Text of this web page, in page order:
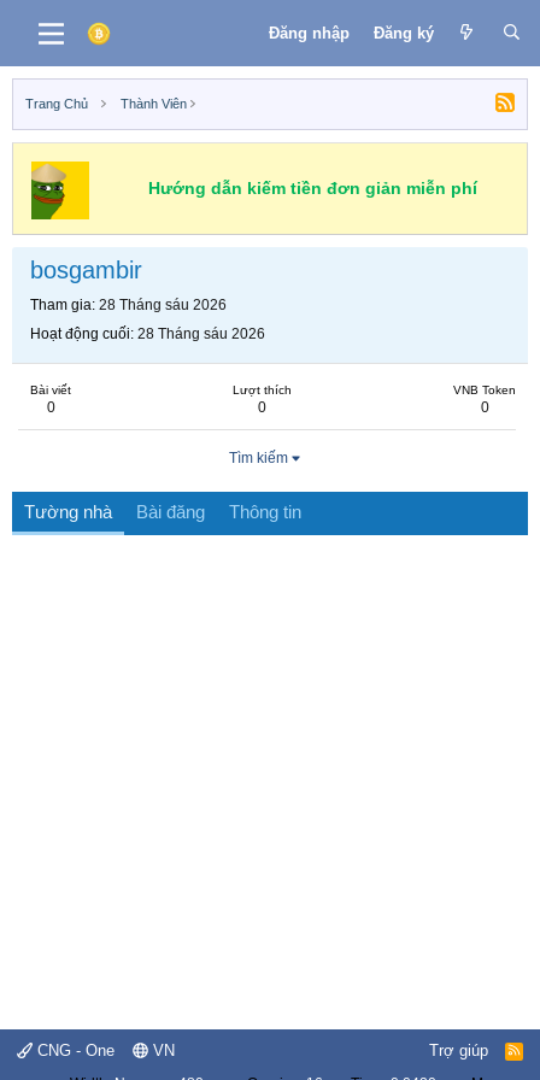
Đăng nhập Đăng ký
Trang Chủ Thành Viên
Hướng dẫn kiếm tiền đơn giản miễn phí
bosgambir
Tham gia 28 Tháng sáu 2026
Hoạt động cuối 28 Tháng sáu 2026
Bài viết
0
Lượt thích
0
VNB Token
0
Tìm kiếm
Tường nhà Bài đăng Thông tin
CNG - One VN Trợ giúp
R